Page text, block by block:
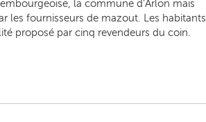
la commune d’Arlon mais
les fournisseurs de mazout. Les habitants
proposé par cinq revendeurs du coin.